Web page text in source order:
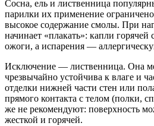
Сосна, ель и лиственница
парилки их применение
высокое содержание смолы. При
начинает «плакать»: капли
ожоги, а испарения —
Исключение — лиственница. Она
чрезвычайно устойчива к влаге и
отделки нижней части стен или
прямого контакта с телом (полки,
же не рекомендуют: поверхность
жесткой и горячей.